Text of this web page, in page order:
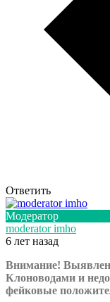
Ответить
Модератор
moderator imho
6 лет назад
Внимание!
Клоноводами и
фейковые